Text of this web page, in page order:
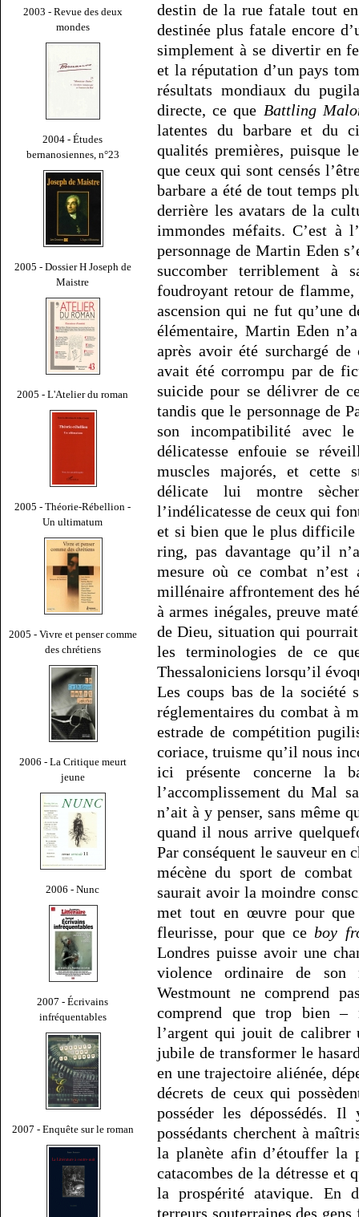
2003 - Revue des deux
mondes
2004 - Études
bernanosiennes, n°23
2005 - Dossier H Joseph de
Maistre
2005 - L'Atelier du roman
2005 - Théorie-Rébellion -
Un ultimatum
2005 - Vivre et penser comme
des chrétiens
2006 - La Critique meurt
jeune
2006 - Nunc
2007 - Écrivains
infréquentables
2007 - Enquête sur le roman
destin de la rue fatale tout
destinée plus fatale encore
simplement à se divertir en
et la réputation d’un pays
résultats mondiaux du
directe, ce que Battling
latentes du barbare et du
qualités premières, puisque
que ceux qui sont censés
barbare a été de tout temps
derrière les avatars de la
immondes méfaits. C’est à
personnage de Martin Eden
succomber terriblement à
foudroyant retour de flamme,
ascension qui ne fut qu’une
élémentaire, Martin Eden
après avoir été surchargé
avait été corrompu par de
suicide pour se délivrer de
tandis que le personnage de
son incompatibilité avec
délicatesse enfouie se
muscles majorés, et cette
délicate lui montre
l’indélicatesse de ceux qui
et si bien que le plus difficile
ring, pas davantage qu’il
mesure où ce combat n’est
millénaire affrontement des
à armes inégales, preuve
de Dieu, situation qui
les terminologies de ce
Thessaloniciens lorsqu’il
Les coups bas de la société
réglementaires du combat à
estrade de compétition
coriace, truisme qu’il nous
ici présente concerne la
l’accomplissement du Mal
n’ait à y penser, sans même
quand il nous arrive
Par conséquent le sauveur
mécène du sport de
saurait avoir la moindre
met tout en œuvre pour que
fleurisse, pour que ceboy
Londres puisse avoir une
violence ordinaire de
Westmount ne comprend
comprend que trop bien –
l’argent qui jouit de calibrer
jubile de transformer le
en une trajectoire aliénée,
décrets de ceux qui
posséder les dépossédés.
possédants cherchent à
la planète afin d’étouffer
catacombes de la détresse et
la prospérité atavique. En
terreurs souterraines des